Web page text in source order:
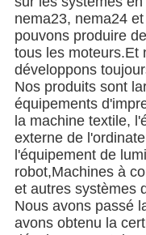
nema23, nema24
pouvons produire
tous les moteurs.Et
développons
Nos produits sont
équipements
la machine textile,
externe de
l'équipement de
robot,Machines à
et autres systèmes
Nous avons passé
avons obtenu la